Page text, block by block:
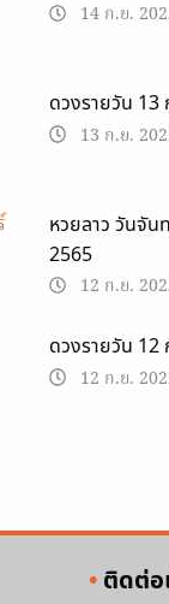
14 ก.ย.
ดวงรายวัน
13 ก.ย.
หวยลาว วันจั
2565
12 ก.ย.
ดวงรายวัน
12 ก.ย.
ติดต่อ